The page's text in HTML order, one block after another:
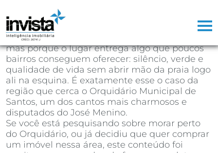
corretor de imóveis na Baixada Santista,
aprendi que existem regiões que vendem
sozinhas. Não porque o marketing seja bom,
mas porque o lugar entrega algo que poucos
bairros conseguem oferecer: silêncio, verde e
qualidade de vida sem abrir mão da praia logo
ali na esquina. É exatamente esse o caso da
região que cerca o Orquidário Municipal de
Santos, um dos cantos mais charmosos e
disputados do José Menino.
Se você está pesquisando sobre morar perto
do Orquidário, ou já decidiu que quer comprar
um imóvel nessa área, este conteúdo foi